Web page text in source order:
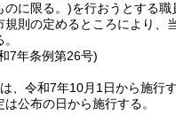
のに限る。)を行おうとする職
規則の定めるところにより、
7年条例第26号)
、令和7年10月1日から施行す
は公布の日から施行する。